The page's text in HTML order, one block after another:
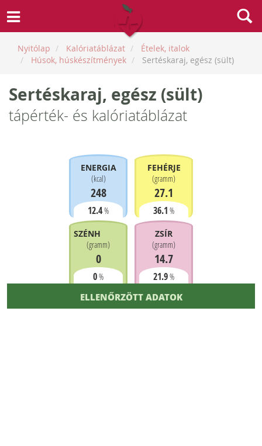
Nyitólap Kalóriatáblázat
Ételek, italok
Húsok, húskészítmények
Sertéskaraj, egész (sült)
Sertéskaraj, egész (sült)
tápérték- és kalóriatáblázat
ENERGIA
(kcal)
248
12.4%
FEHÉRJE
(gramm)
27.1
36.1 %
SZÉNHIDRÁT
(gramm)
0
0%
ZSÍR
(gramm)
14.7
21.9%
ELLENŐRZÖTT ADATOK